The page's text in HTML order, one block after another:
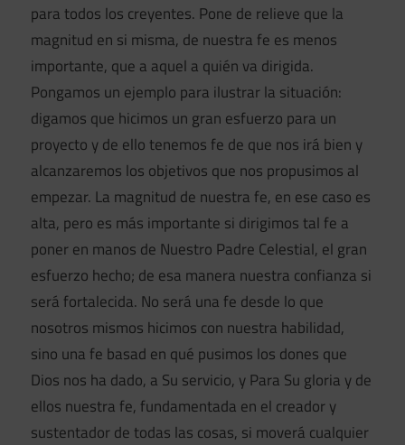
para todos los creyentes. Pone de relieve que la
magnitud en si misma, de nuestra fe es menos
importante, que a aquel a quién va dirigida.
Pongamos un ejemplo para ilustrar la situación:
digamos que hicimos un gran esfuerzo para un
proyecto y de ello tenemos fe de que nos irá bien y
alcanzaremos los objetivos que nos propusimos al
empezar. La magnitud de nuestra fe, en ese caso es
alta, pero es más importante si dirigimos tal fe a
poner en manos de Nuestro Padre Celestial, el gran
esfuerzo hecho; de esa manera nuestra confianza si
será fortalecida. No será una fe desde lo que
nosotros mismos hicimos con nuestra habilidad,
sino una fe basad en qué pusimos los dones que
Dios nos ha dado, a Su servicio, y Para Su gloria y de
ellos nuestra fe, fundamentada en el creador y
sustentador de todas las cosas, si moverá cualquier